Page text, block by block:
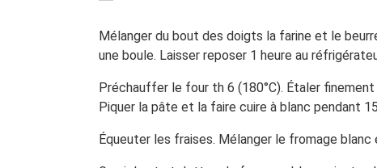
Mélanger du bout des doigts la farine et le
une boule. Laisser reposer 1 heure au
Préchauffer le four th 6 (180°C). Étaler
Piquer la pâte et la faire cuire à blanc pendant
Équeuter les fraises. Mélanger le fromage blanc